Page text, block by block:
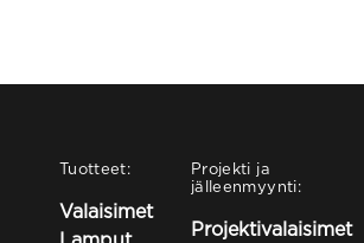
Tuotteet:
Valaisimet
Projekti ja
jälleenmyynti:
Projektivalaisimet